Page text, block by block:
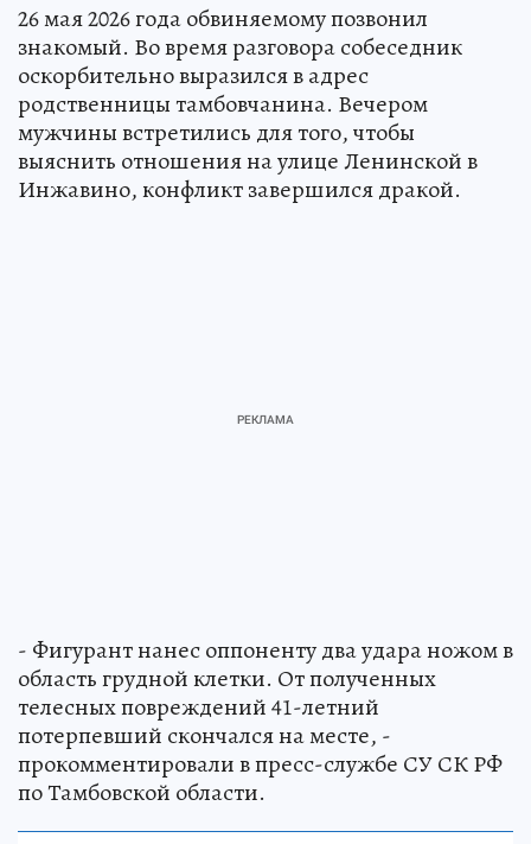
26 мая 2026 года обвиняемому позвонил
знакомый. Во время разговора собеседник
оскорбительно выразился в адрес
родственницы тамбовчанина. Вечером
мужчины встретились для того, чтобы
выяснить отношения на улице Ленинской в
Инжавино, конфликт завершился дракой.
- Фигурант нанес оппоненту два удара ножом в
область грудной клетки. От полученных
телесных повреждений 41-летний
потерпевший скончался на месте, -
прокомментировали в пресс-службе СУ СК РФ
по Тамбовской области.